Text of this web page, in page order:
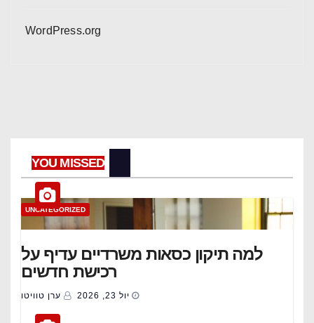
WordPress.org
YOU MISSED
UNCATEGORIZED
למה תיקון כסאות משרדיים עדיף על
רכישת חדשים
יול 23, 2026 ערן טוויטו